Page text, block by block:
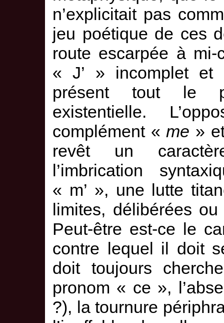
n’explicitait pas
jeu poétique de ces
route escarpée à mi-
« J’ » incomplet et
présent tout le
existentielle.
complément «me »
revêt un
l’imbrication
« m’ », une lutte
limites, délibérées
Peut-être est-ce le
contre lequel il doit
doit toujours
pronom « ce »,
?), la tournure